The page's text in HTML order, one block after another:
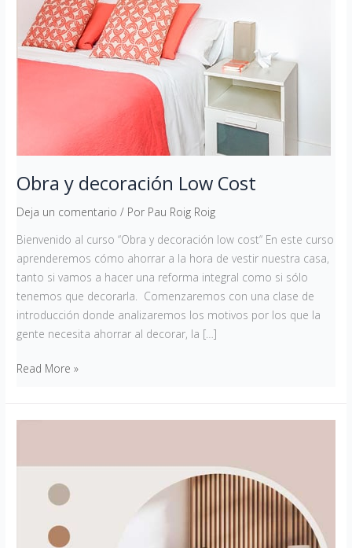
Obra y decoración Low Cost
Deja un comentario / Por Pau Roig Roig
Bienvenido al curso “Obra y decoración low cost“ En este curso
aprenderemos cómo ahorrar a la hora de vestir nuestra casa,
tanto si vamos a hacer una reforma integral como si sólo
tenemos que decorarla. Comenzaremos con una clase de
introducción donde analizaremos los motivos por los que la
gente necesita ahorrar al decorar, la […]
Read More »
de
proyectos